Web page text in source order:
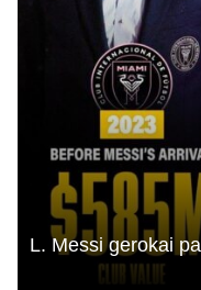
L. Messi gerokai